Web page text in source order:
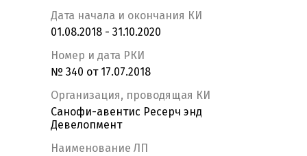
Дата начала и окончания КИ
01.08.2018 - 31.10.2020
Номер и дата РКИ
№ 340 от 17.07.2018
Организация, проводящая КИ
Санофи-авентис Ресерч энд
Девелопмент
Наименование ЛП